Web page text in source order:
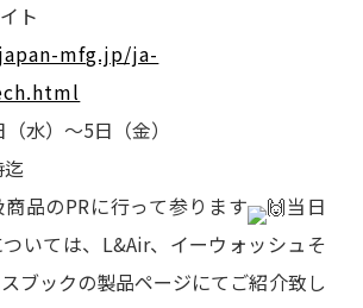
ト
mfg.jp/ja-
水）〜5日（金）
品のPRに行って参ります
当日
いては、L&Air、イーウォッシュそ
ブックの製品ページにてご紹介致し